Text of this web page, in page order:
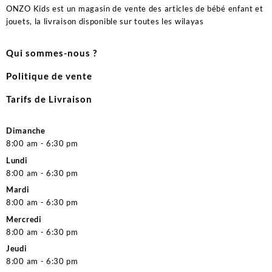
ONZO Kids est un magasin de vente des articles de bébé enfant et
jouets, la livraison disponible sur toutes les wilayas
Qui sommes-nous ?
Politique de vente
Tarifs de Livraison
Dimanche
8:00 am - 6:30 pm
Lundi
8:00 am - 6:30 pm
Mardi
8:00 am - 6:30 pm
Mercredi
8:00 am - 6:30 pm
Jeudi
8:00 am - 6:30 pm